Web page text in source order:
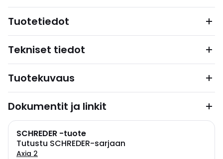
Tuotetiedot
Tekniset tiedot
Tuotekuvaus
Dokumentit ja linkit
SCHREDER -tuote
Tutustu SCHREDER-sarjaan
Axia 2